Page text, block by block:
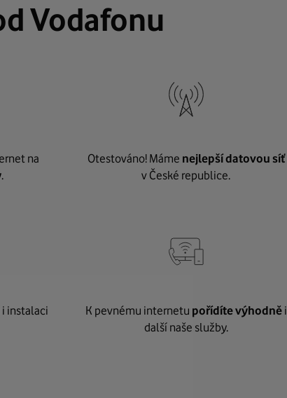
Vodafonu
na
.
Otestováno! Máme nejlepší datovou síť
v České republice.
instalaci
K pevnému internetu pořídíte výhodněi
další naše služby.